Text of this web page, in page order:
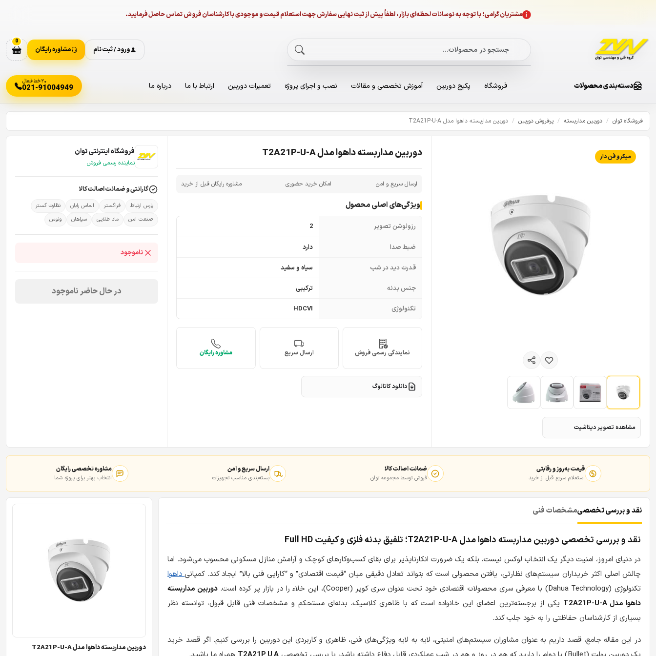
مشتریان گرامی؛ با توجه به نوسانات لحظه‌ای بازار، لطفاً پیش از ثبت نهایی سفارش جهت استعلام قیمت و موجودی با کارشناسان فروش تماس حاصل فرمایید.
ورود / ثبت نام مشاوره رایگان
0
دسته‌بندی محصولات فروشگاه پکیج دوربین آموزش تخصصی و مقالات نصب و اجرای پروژه تعمیرات دوربین ارتباط با ما درباره ما ۲۰ خط فعال
021-91004949
فروشگاه توان / دوربین مداربسته / پرفروش دوربین / دوربین مداربسته داهوا مدل T2A21P-U-A
میکروفن دار
مشاهده تصویر دیتاشیت
دوربین مداربسته داهوا مدل T2A21P-U-A
ارسال سریع و امن امکان خرید حضوری مشاوره رایگان قبل از خرید
ویژگی‌های اصلی محصول
رزولوشن تصویر 2
ضبط صدا دارد
قدرت دید در شب سیاه و سفید
جنس بدنه ترکیبی
تکنولوژی HDCVI
نمایندگی رسمی فروش ارسال سریع مشاوره رایگان
دانلود کاتالوگ
فروشگاه اینترنتی توان
نماینده رسمی فروش
گارانتی و ضمانت اصالت کالا
پارس ارتباط فراگستر الماس رایان
نظارت گستر
صنعت امن
ماد طلایی سپاهان ونوس
ناموجود
در حال حاضر ناموجود
قیمت به‌روز و رقابتی
استعلام سریع قبل از خرید
ضمانت اصالت کالا
فروش توسط مجموعه توان
ارسال سریع و امن
بسته‌بندی مناسب تجهیزات
مشاوره تخصصی رایگان
انتخاب بهتر برای پروژه شما
نقد و بررسی تخصصیمشخصات فنی
نقد و بررسی تخصصی دوربین مداربسته داهوا مدل T2A21P-U-A؛ تلفیق بدنه فلزی و کیفیت Full HD
در دنیای امروز، امنیت دیگر یک انتخاب لوکس نیست، بلکه یک ضرورت انکارناپذیر برای بقای کسب‌وکارهای کوچک و آرامش منازل مسکونی محسوب می‌شود. اما
چالش اصلی اکثر خریداران سیستم‌های نظارتی، یافتن محصولی است که بتواند تعادل دقیقی میان “قیمت اقتصادی” و “کارایی فنی بالا” ایجاد کند. کمپانیداهوا
تکنولوژی (Dahua Technology) با معرفی سری محصولات اقتصادی خود تحت عنوان سری کوپر (Cooper)، این خلاء را در بازار پر کرده است.
دوربین مداربسته
داهوا مدل T2A21P-U-A
یکی از برجسته‌ترین اعضای این خانواده است که با ظاهری کلاسیک، بدنه‌ای مستحکم و مشخصات فنی قابل قبول، توانسته نظر
بسیاری از کارشناسان حفاظتی را به خود جلب کند.
در این مقاله جامع، قصد داریم به عنوان مشاوران سیستم‌های امنیتی، لایه به لایه ویژگی‌های فنی، ظاهری و کاربردی این دوربین را بررسی کنیم. اگر قصد خرید
دوربین مداربسته داهوا مدل T2A21P-U-A